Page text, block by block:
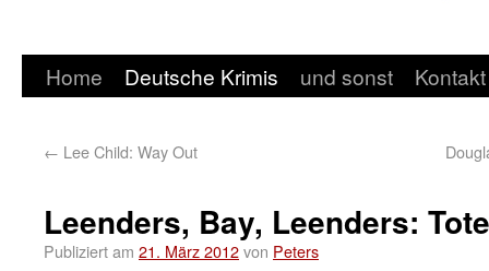
Home Deutsche Krimis und sonst Kontakt
← Lee Child: Way Out
Leenders, Bay, Leenders:
Publiziert am 21. März 2012von Peters